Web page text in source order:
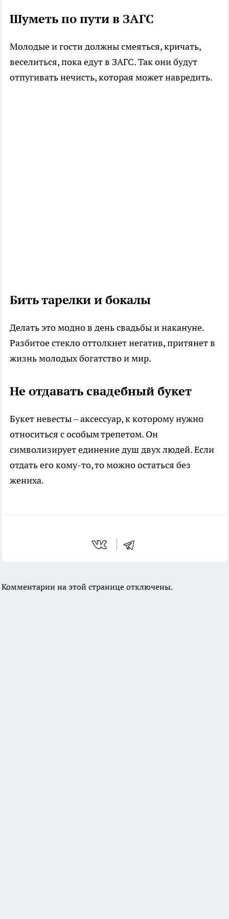
Шуметь по пути в ЗАГС
Молодые и гости должны смеяться, кричать,
веселиться, пока едут в ЗАГС. Так они будут
отпугивать нечисть, которая может навредить.
Бить тарелки и бокалы
Делать это модно в день свадьбы и накануне.
Разбитое стекло оттолкнет негатив, притянет в
жизнь молодых богатство и мир.
Не отдавать свадебный букет
Букет невесты – аксессуар, к которому нужно
относиться с особым трепетом. Он
символизирует единение душ двух людей. Если
отдать его кому-то, то можно остаться без
жениха.
Комментарии на этой странице отключены.